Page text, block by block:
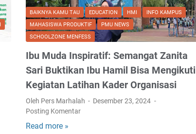
BAIKNYA KAMU TAU EDUCATION HMI
INFO KAMPUS
MAHASISWA PRODUKTIF
PMU NEWS
SCHOOLZONE MENFESS
Ibu Muda Inspiratif: Semangat Zanita
Sari Buktikan Ibu Hamil Bisa Mengikuti
Kegiatan Latihan Kader Organisasi
Oleh Pers Marhalah
Desember 23, 2024
Posting Komentar
Read more »